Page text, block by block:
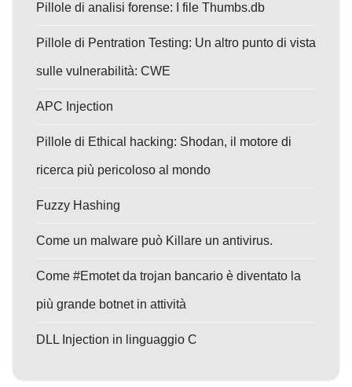
Pillole di analisi forense: I file Thumbs.db
Pillole di Pentration Testing: Un altro punto di vista
sulle vulnerabilità: CWE
APC Injection
Pillole di Ethical hacking: Shodan, il motore di
ricerca più pericoloso al mondo
Fuzzy Hashing
Come un malware può Killare un antivirus.
Come #Emotet da trojan bancario è diventato la
più grande botnet in attività
DLL Injection in linguaggio C